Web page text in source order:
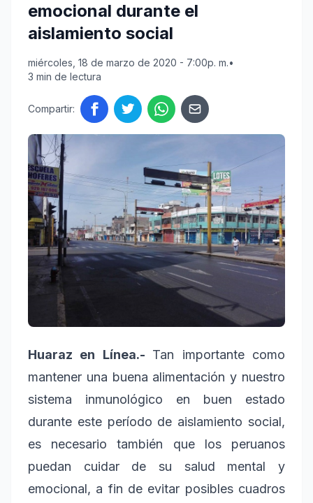
emocional durante el
aislamiento social
miércoles, 18 de marzo de 2020 - 7:00p. m.•
3 min de lectura
Compartir:
Huaraz en Línea.- Tan importante como
mantener una buena alimentación y nuestro
sistema inmunológico en buen estado
durante este período de aislamiento social,
es necesario también que los peruanos
puedan cuidar de su salud mental y
emocional, a fin de evitar posibles cuadros